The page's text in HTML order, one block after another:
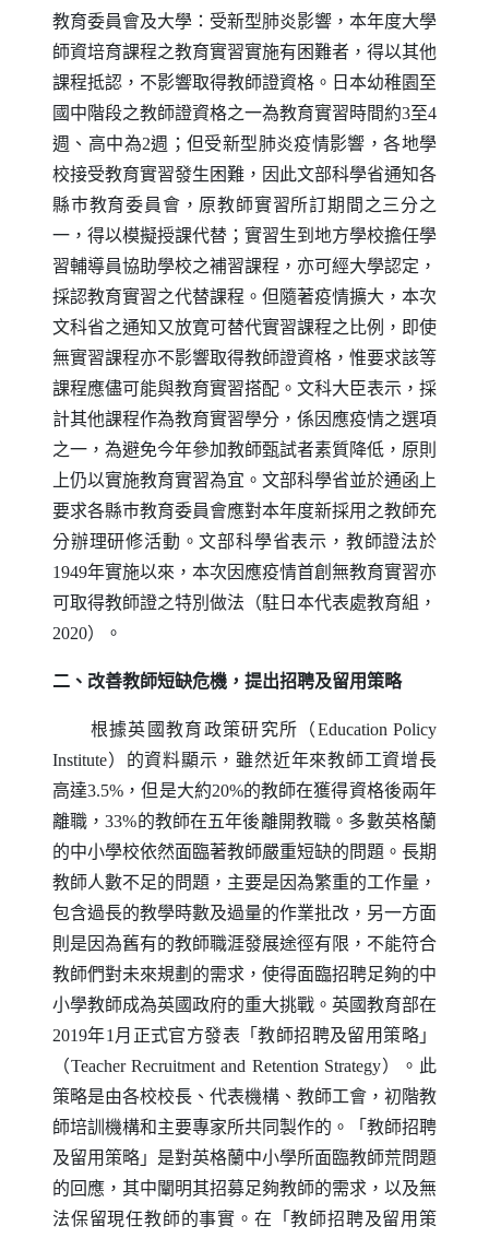
教育委員會及大學：受新型肺炎影響，本年度大學
師資培育課程之教育實習實施有困難者，得以其他
課程抵認，不影響取得教師證資格。日本幼稚園至
國中階段之教師證資格之一為教育實習時間約3至4
週、高中為2週；但受新型肺炎疫情影響，各地學
校接受教育實習發生困難，因此文部科學省通知各
縣巿教育委員會，原教師實習所訂期間之三分之
一，得以模擬授課代替；實習生到地方學校擔任學
習輔導員協助學校之補習課程，亦可經大學認定，
採認教育實習之代替課程。但隨著疫情擴大，本次
文科省之通知又放寛可替代實習課程之比例，即使
無實習課程亦不影響取得教師證資格，惟要求該等
課程應儘可能與教育實習搭配。文科大臣表示，採
計其他課程作為教育實習學分，係因應疫情之選項
之一，為避免今年參加教師甄試者素質降低，原則
上仍以實施教育實習為宜。文部科學省並於通函上
要求各縣巿教育委員會應對本年度新採用之教師充
分辦理研修活動。文部科學省表示，教師證法於
1949年實施以來，本次因應疫情首創無教育實習亦
可取得教師證之特別做法（駐日本代表處教育組，
2020）。
二、改善教師短缺危機，提出招聘及留用策略
根據英國教育政策研究所（Education Policy
Institute）的資料顯示，雖然近年來教師工資增長
高達3.5%，但是大約20%的教師在獲得資格後兩年
離職，33%的教師在五年後離開教職。多數英格蘭
的中小學校依然面臨著教師嚴重短缺的問題。長期
教師人數不足的問題，主要是因為繁重的工作量，
包含過長的教學時數及過量的作業批改，另一方面
則是因為舊有的教師職涯發展途徑有限，不能符合
教師們對未來規劃的需求，使得面臨招聘足夠的中
小學教師成為英國政府的重大挑戰。英國教育部在
2019年1月正式官方發表「教師招聘及留用策略」
（Teacher Recruitment and Retention Strategy）。此
策略是由各校校長、代表機構、教師工會，初階教
師培訓機構和主要專家所共同製作的。「教師招聘
及留用策略」是對英格蘭中小學所面臨教師荒問題
的回應，其中闡明其招募足夠教師的需求，以及無
法保留現任教師的事實。在「教師招聘及留用策